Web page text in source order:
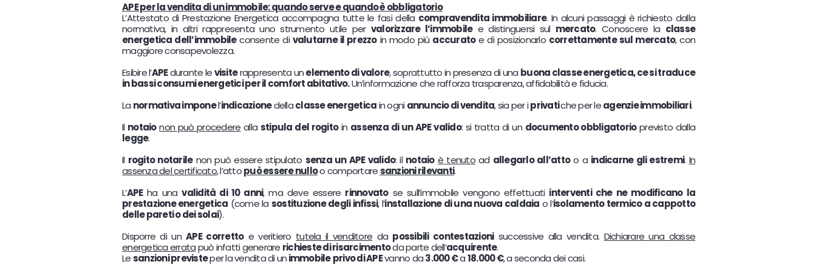
APE per la vendita di un immobile: quando serve e quando è obbligatorio
L’Attestato di Prestazione Energetica accompagna tutte le fasi della compravendita immobiliare. In alcuni passaggi è richiesto dalla
normativa, in altri rappresenta uno strumento utile per valorizzare l’immobilee distinguersi sul mercato. Conoscere la classe
energetica dell’immobileconsente di valutarne il prezzoin modo più accuratoe di posizionarlo correttamente sul mercato, con
maggiore consapevolezza.
Esibire l’APEdurante levisiterappresenta unelemento di valore, soprattutto in presenza di una buona classe energetica, ce si traduce
in bassi consumi energetici per il comfort abitativo.Un’informazione che rafforza trasparenza, affidabilità e fiducia.
La normativa imponel’indicazionedellaclasse energeticain ogni annuncio di vendita, sia per iprivatiche per leagenzie immobiliari.
Il notaio non può procedere alla stipula del rogitoin assenza di un APE valido: si tratta di un documento obbligatorioprevisto dalla
legge.
Il rogito notarilenon può essere stipulato senza un APE valido: il notaio è tenutoad allegarlo all’attoo a indicarne gli estremi. In
assenza del certificato, l’attopuò essere nulloo comportaresanzioni rilevanti.
L’APEha unavalidità di 10 anni, ma deve essere rinnovatose sull’immobile vengono effettuati interventi che ne modificano la
prestazione energetica (come la sostituzione degli infissi, l’installazione di una nuova caldaia o l’isolamento termico a cappotto
delle pareti o dei solai).
Disporre di unAPE correttoe veritiero tutela il venditore da possibili contestazionisuccessive alla vendita. Dichiarare una classe
energetica erratapuò infatti generare richieste di risarcimentoda parte dell’acquirente.
Lesanzioni previsteper la vendita di unimmobile privo di APEvanno da3.000 €a18.000 €, a seconda dei casi.